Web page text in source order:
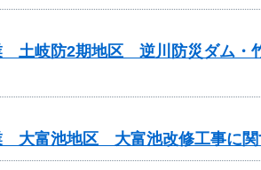
土岐防2期地区 逆川防災ダム・
大富池地区 大富池改修工事に